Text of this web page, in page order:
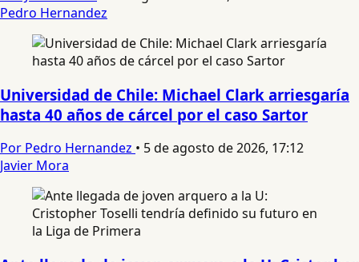
Pedro Hernandez
Universidad de Chile: Michael Clark arriesgaría
hasta 40 años de cárcel por el caso Sartor
Por Pedro Hernandez • 5 de agosto de 2026, 17:12
Javier Mora